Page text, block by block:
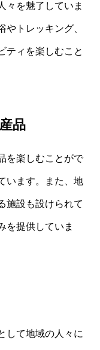
々を魅了していま
トレッキング、
ティを楽しむこと
品
を楽しむことがで
います。また、地
施設も設けられて
を提供していま
して地域の人々に